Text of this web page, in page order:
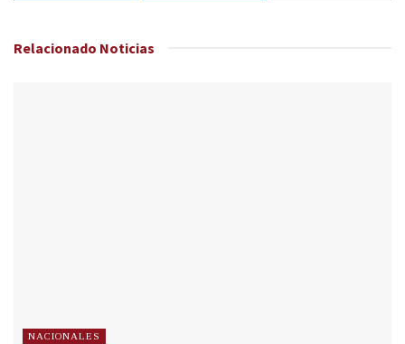
Relacionado Noticias
NACIONALES